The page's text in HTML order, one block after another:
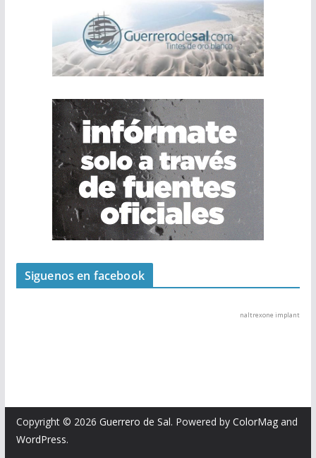
Siguenos en facebook
naltrexone implant
Copyright © 2026 Guerrero de Sal. Powered by ColorMagand
WordPress.